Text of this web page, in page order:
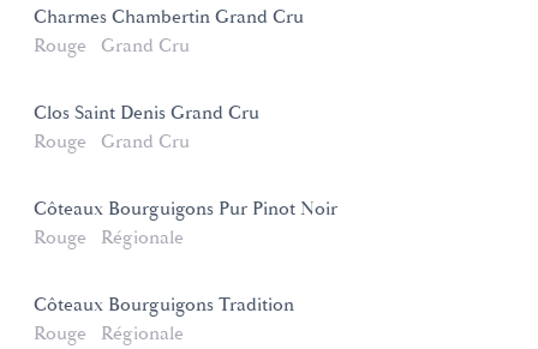
Charmes Chambertin Grand Cru
Rouge
Grand Cru
Clos Saint Denis Grand Cru
Rouge
Grand Cru
Côteaux Bourguigons Pur Pinot Noir
Rouge
Régionale
Côteaux Bourguigons Tradition
Rouge
Régionale